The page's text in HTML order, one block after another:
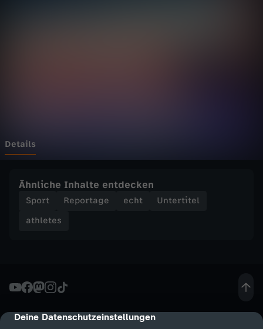
cmp-dialog-description
Deine Datenschutzeinstellungen
H
r
r
-
Details
Ähnliche Inhalte entdecken
Sport Reportage echt
Untertitel
athletes